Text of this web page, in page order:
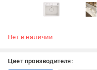
Нет в наличии
Цвет производителя: